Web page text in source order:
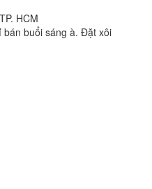
HCM
bán buổi sáng à. Đặt xôi